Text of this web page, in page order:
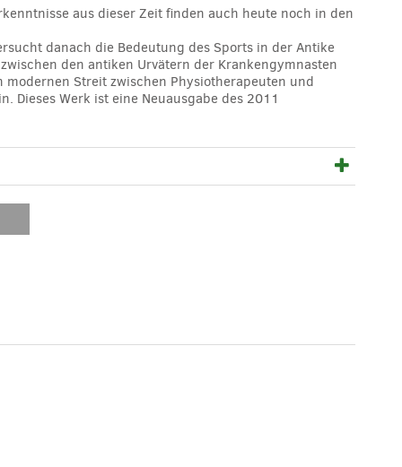
aus dieser Zeit finden auch heute noch in den
danach die Bedeutung des Sports in der Antike
den antiken Urvätern der Krankengymnasten
Streit zwischen Physiotherapeuten und
Dieses Werk ist eine Neuausgabe des 2011